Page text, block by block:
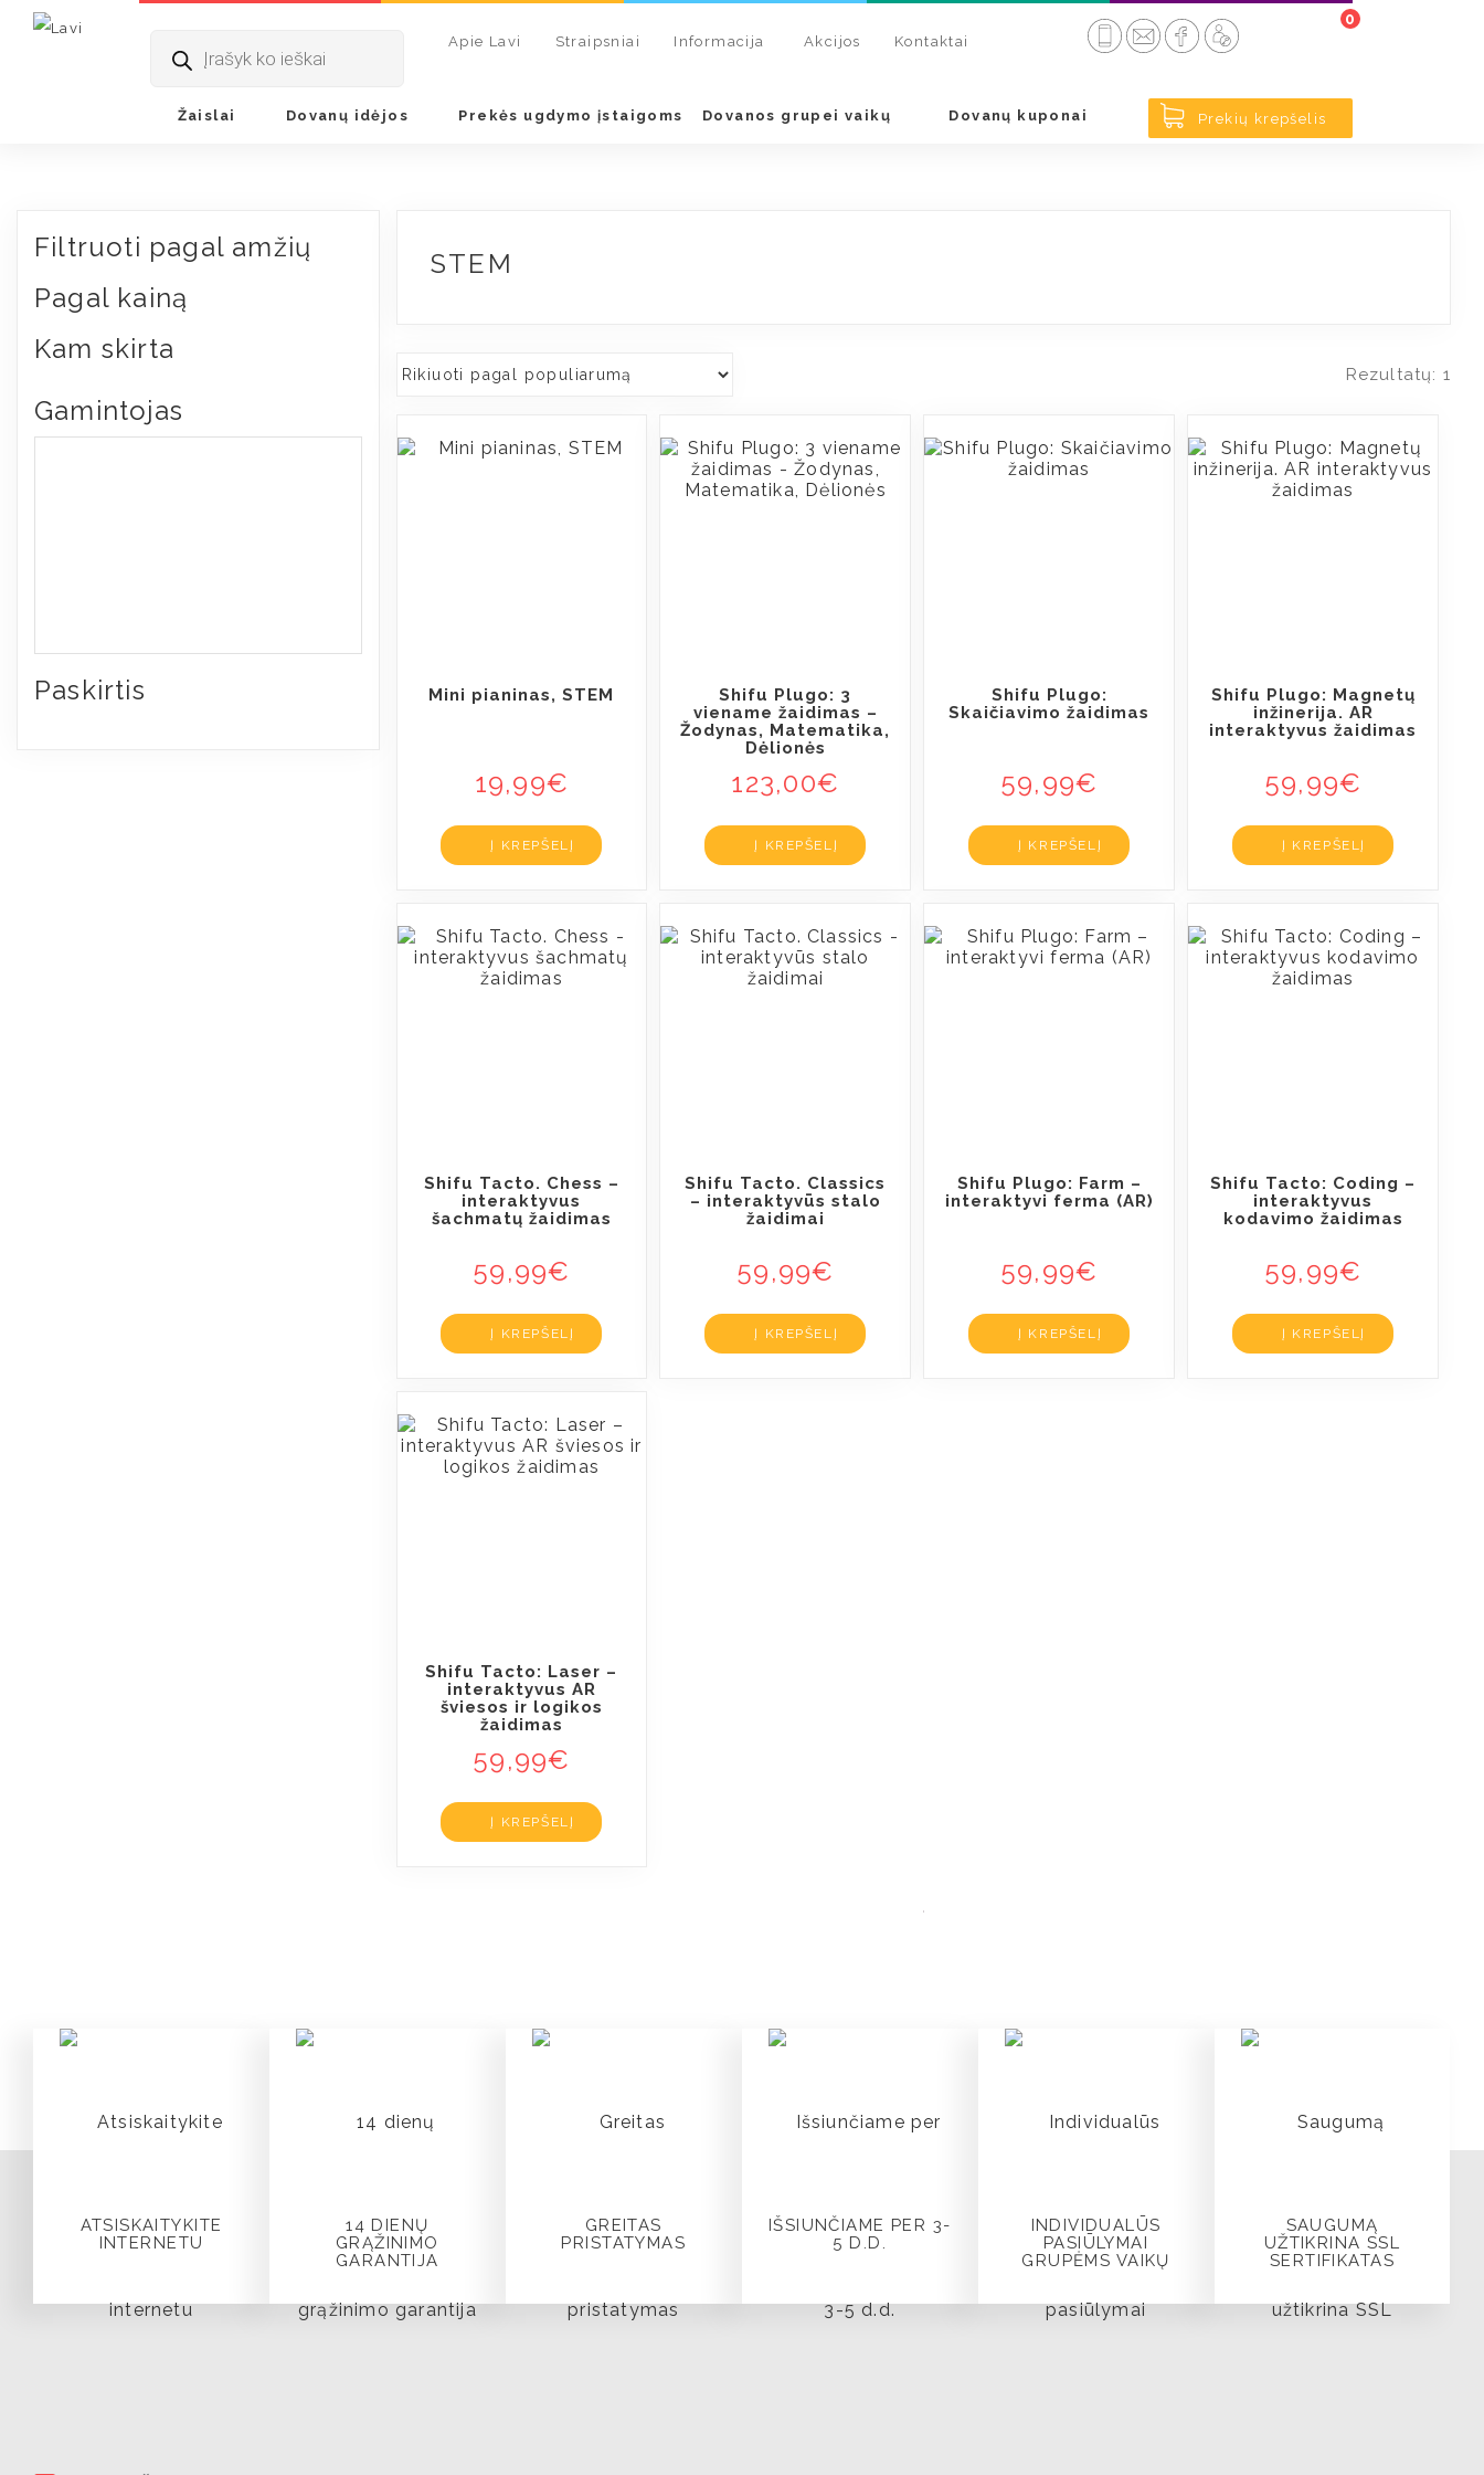
search
Apie Lavi Straipsniai Informacija Akcijos Kontaktai
Prekių krepšelis
0
Žaislai Dovanų idėjos Prekės ugdymo įstaigoms Dovanos grupei vaikų Dovanų kuponai
Pradžia / Produkto Paskirtis / STEM
Filtruoti pagal amžių
Pagal kainą
Kam skirta
Gamintojas
Paskirtis
STEM
Rezultatų: 1
Mini pianinas, STEM
19,99€
Į KREPŠELĮ
Shifu Plugo: 3
viename žaidimas –
Žodynas, Matematika,
Dėlionės
123,00€
Į KREPŠELĮ
Shifu Plugo:
Skaičiavimo žaidimas
59,99€
Į KREPŠELĮ
Shifu Plugo: Magnetų
inžinerija. AR
interaktyvus žaidimas
59,99€
Į KREPŠELĮ
Shifu Tacto. Chess –
interaktyvus
šachmatų žaidimas
59,99€
Į KREPŠELĮ
Shifu Tacto. Classics
– interaktyvūs stalo
žaidimai
59,99€
Į KREPŠELĮ
Shifu Plugo: Farm –
interaktyvi ferma (AR)
59,99€
Į KREPŠELĮ
Shifu Tacto: Coding –
interaktyvus
kodavimo žaidimas
59,99€
Į KREPŠELĮ
Shifu Tacto: Laser –
interaktyvus AR
šviesos ir logikos
žaidimas
59,99€
Į KREPŠELĮ
ATSISKAITYKITE
INTERNETU
14 DIENŲ
GRĄŽINIMO
GARANTIJA
GREITAS
PRISTATYMAS
IŠSIUNČIAME PER 3-
5 D.D.
INDIVIDUALŪS
PASIŪLYMAI
GRUPĖMS VAIKŲ
SAUGUMĄ
UŽTIKRINA SSL
SERTIFIKATAS